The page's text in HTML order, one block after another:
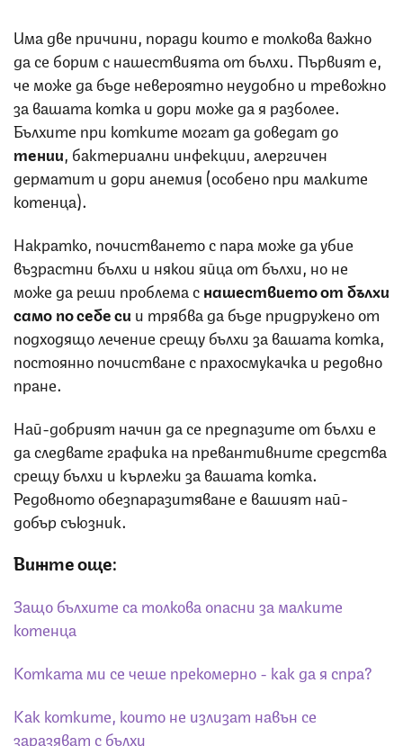
Има две причини, поради които е толкова важно
да се борим с нашествията от бълхи. Първият е,
че може да бъде невероятно неудобно и тревожно
за вашата котка и дори може да я разболее.
Бълхите при котките могат да доведат до
тении , бактериални инфекции, алергичен
дерматит и дори анемия (особено при малките
котенца).
Накратко, почистването с пара може да убие
възрастни бълхи и някои яйца от бълхи, но не
може да реши проблема снашествието от бълхи
само по себе си и трябва да бъде придружено от
подходящо лечение срещу бълхи за вашата котка,
постоянно почистване с прахосмукачка и редовно
пране.
Най-добрият начин да се предпазите от бълхи е
да следвате графика на превантивните средства
срещу бълхи и кърлежи за вашата котка.
Редовното обезпаразитяване е вашият най-
добър съюзник.
Вижте още:
Защо бълхите са толкова опасни за малките
котенца
Котката ми се чеше прекомерно - как да я спра?
Как котките, които не излизат навън се
заразяват с бълхи